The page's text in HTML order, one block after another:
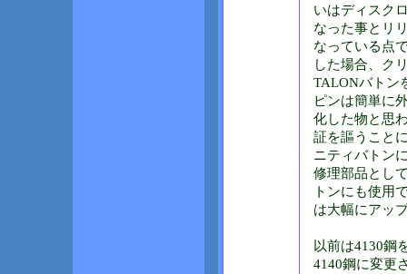
いはディスク
なった事とリ
なっている点
した場合、ク
TALONバトン
ピンは簡単に
化した物と思
証を謳うこと
ニティバトン
修理部品とし
トンにも使用
は大幅にアッ
以前は4130鋼
4140鋼に変更